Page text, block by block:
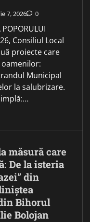
7, 2026 0
POPORULUI
Consiliul Local
proiecte care
Municipal
la salubrizare.
măsură care
De la isteria
din
Bihorul
Bolojan